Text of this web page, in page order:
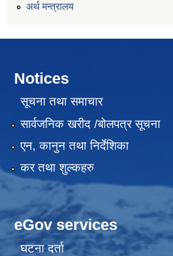
अर्थ मन्त्रालय
Notices
सूचना तथा समाचार
सार्वजनिक खरीद /बोलपत्र सूचना
एन, कानुन तथा निर्देशिका
कर तथा शुल्कहरु
eGov services
घटना दर्ता